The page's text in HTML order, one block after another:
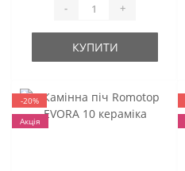
- +
КУПИТИ
-20%
Акція